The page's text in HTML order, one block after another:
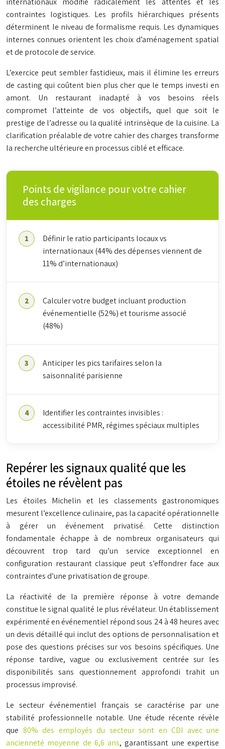
contraintes logistiques. Les profils hiérarchiques présents
déterminent le niveau de formalisme requis. Les dynamiques
internes connues orientent les choix d’aménagement spatial
et de protocole de service.
L’exercice peut sembler fastidieux, mais il élimine les erreurs
de casting qui coûtent bien plus cher que le temps investi en
amont. Un restaurant inadapté à vos besoins réels
compromet l’atteinte de vos objectifs, quel que soit le
prestige de l’adresse ou la qualité intrinsèque de la cuisine. La
clarification préalable de votre cahier des charges transforme
la recherche ultérieure en processus ciblé et efficace.
Points de vigilance pour votre cahier
des charges
Définir le ratio participants locaux vs
internationaux (44% des dépenses viennent de
11% d’internationaux)
Calculer votre budget incluant production
événementielle (52%) et tourisme associé
(48%)
Anticiper les pics tarifaires selon la
saisonnalité parisienne
Identifier les contraintes invisibles :
accessibilité PMR, régimes spéciaux multiples
Repérer les signaux qualité que les
étoiles ne révèlent pas
Les étoiles Michelin et les classements gastronomiques
mesurent l’excellence culinaire, pas la capacité opérationnelle
à gérer un événement privatisé. Cette distinction
fondamentale échappe à de nombreux organisateurs qui
découvrent trop tard qu’un service exceptionnel en
configuration restaurant classique peut s’effondrer face aux
contraintes d’une privatisation de groupe.
La réactivité de la première réponse à votre demande
constitue le signal qualité le plus révélateur. Un établissement
expérimenté en événementiel répond sous 24 à 48 heures avec
un devis détaillé qui inclut des options de personnalisation et
pose des questions précises sur vos besoins spécifiques. Une
réponse tardive, vague ou exclusivement centrée sur les
disponibilités sans questionnement approfondi trahit un
processus improvisé.
Le secteur événementiel français se caractérise par une
stabilité professionnelle notable. Une étude récente révèle
que 80% des employés du secteur sont en CDI avec une
ancienneté moyenne de 6,6 ans, garantissant une expertise